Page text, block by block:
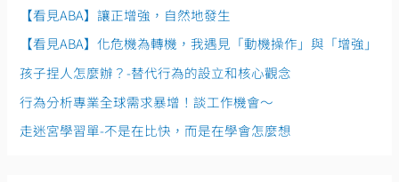
字
【看見ABA】讓正增強，自然地發生
【看見ABA】化危機為轉機，我遇見「動機操作」與「增強」
孩子捏人怎麼辦？-替代行為的設立和核心觀念
行為分析專業全球需求暴增！談工作機會～
走迷宮學習單-不是在比快，而是在學會怎麼想